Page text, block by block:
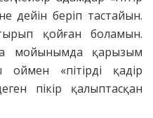
дейін беріп тастайын.
қойған боламын.
мойынымда қарызым
«пітірді қадір
пікір қалыптасқан